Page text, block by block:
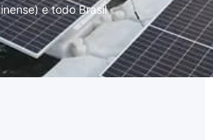
e todo Brasil